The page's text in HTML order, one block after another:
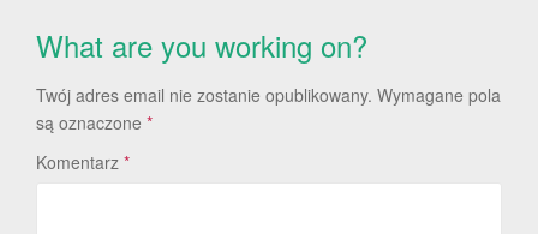
What are you working on?
Twój adres email nie zostanie opublikowany. Wymagane pola
są oznaczone *
Komentarz *